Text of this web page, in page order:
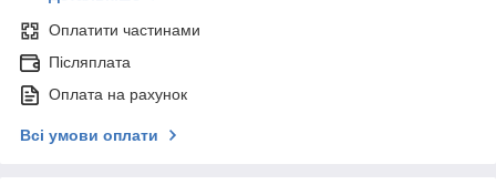
Оплатити частинами
Післяплата
Оплата на рахунок
Всі умови оплати